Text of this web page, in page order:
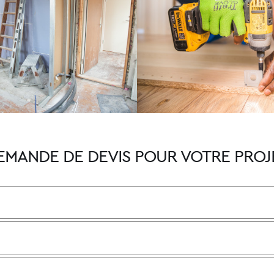
DE DEVIS POUR VOTRE